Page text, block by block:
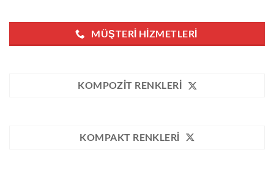
MÜŞTERI HIZMETLERI
KOMPOZIT RENKLERI
KOMPAKT RENKLERI